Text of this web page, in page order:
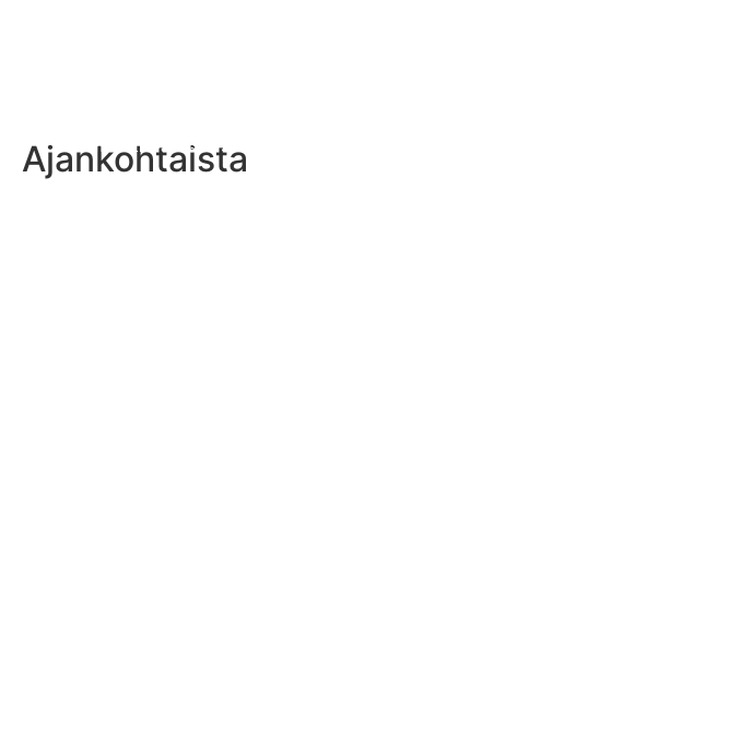
Ajankohtaista
Rashad Still vahvistaa Steelersin heittohyökkäystä